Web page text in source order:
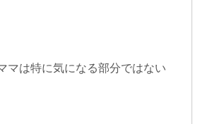
マは特に気になる部分ではない